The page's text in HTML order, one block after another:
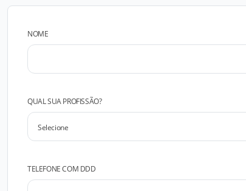
NOME
QUAL SUA PROFISSÃO?
TELEFONE COM DDD